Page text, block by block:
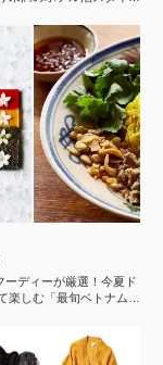
ーディーが厳選！今夏ド
楽しむ「最旬ベトナム料